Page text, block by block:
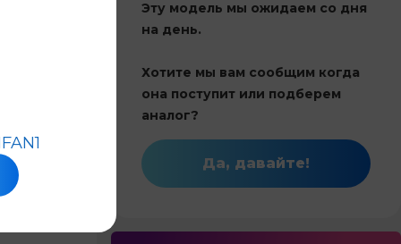
Инвертор
обогрев
Эту модель мы ожидаем со дня
на день.
Хотите мы вам сообщим когда
она поступит или подберем
аналог?
Да, давайте!